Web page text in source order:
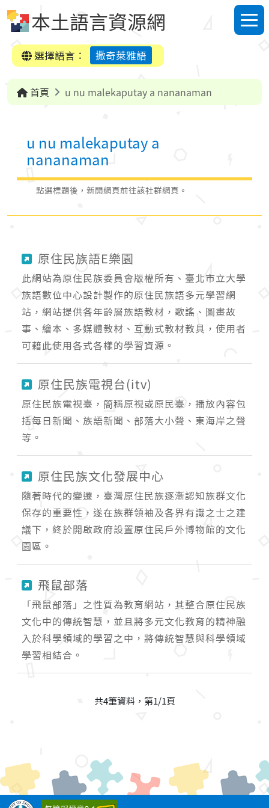
本土語言資源網
選單
選擇語言：
撒奇萊雅語
首頁 u nu malekaputay a nananaman
u nu malekaputay a
nananaman
點選標題後，新開網頁前往該社群網頁。
原住民族語E樂園
此網站為原住民族委員會版權所有、臺北市立大學
族語數位中心設計製作的原住民族語多元學習網
站，網站提供各年齡層族語教材，歌謠、圖畫故
事、繪本、多媒體教材、互動式教材教具，使用者
可藉此使用各式各樣的學習資源。
原住民族電視台(itv)
原住民族電視臺，簡稱原視或原民臺，播放內容包
括每日新聞、族語新聞、部落大小聲、東海岸之聲
等。
原住民族文化發展中心
隨著時代的變遷，臺灣原住民族逐漸認知族群文化
保存的重要性，遂在族群領袖及各界有識之士之建
議下，終於開啟政府設置原住民戶外博物館的文化
園區。
飛鼠部落
「飛鼠部落」之性質為教育網站，其整合原住民族
文化中的傳統智慧，並且將多元文化教育的精神融
入於科學領域的學習之中，將傳統智慧與科學領域
學習相結合。
共4筆資料，第1/1頁